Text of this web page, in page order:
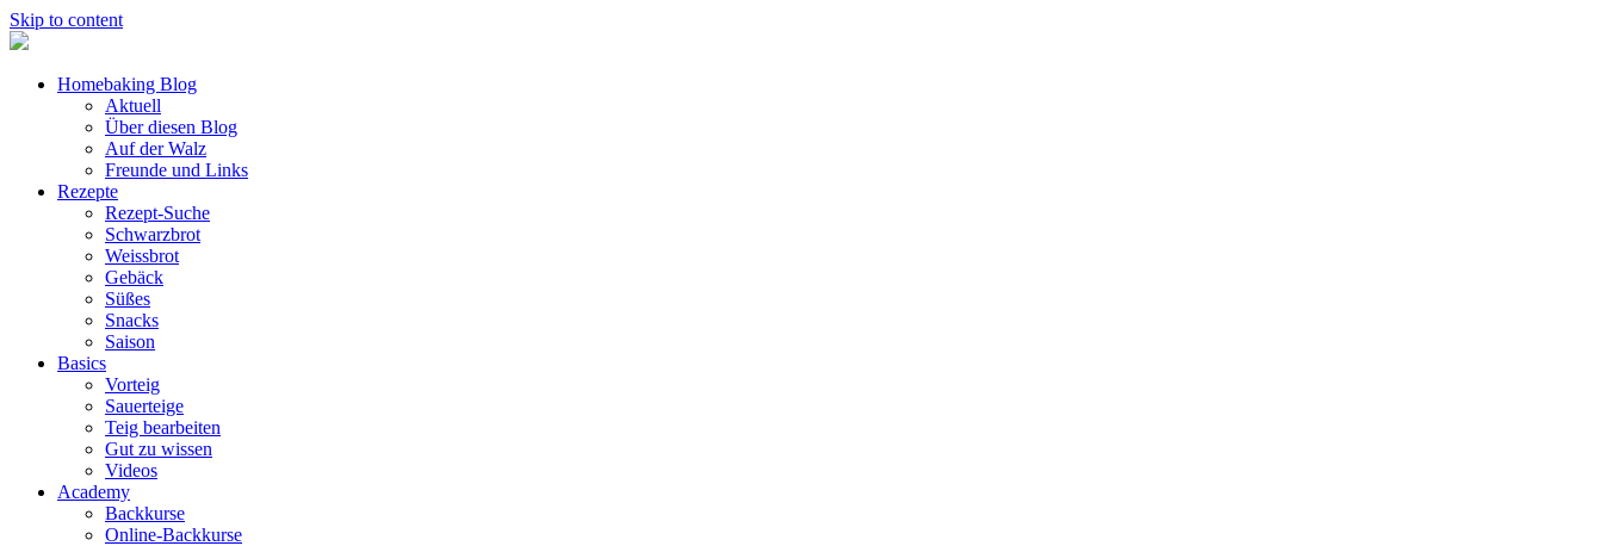
Skip to content
Homebaking Blog
Aktuell
Über diesen Blog
Auf der Walz
Freunde und Links
Rezepte
Rezept-Suche
Schwarzbrot
Weissbrot
Gebäck
Süßes
Snacks
Saison
Basics
Vorteig
Sauerteige
Teig bearbeiten
Gut zu wissen
Videos
Academy
Backkurse
Online-Backkurse